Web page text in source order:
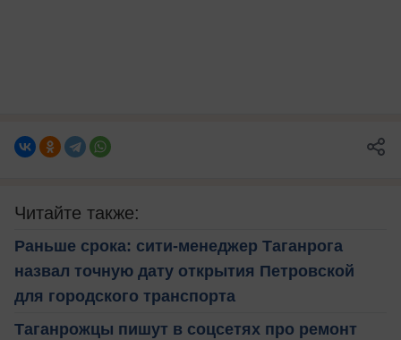
Читайте также:
Раньше срока: сити-менеджер Таганрога
назвал точную дату открытия Петровской
для городского транспорта
Таганрожцы пишут в соцсетях про ремонт